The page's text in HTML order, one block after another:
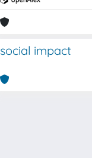
social impact